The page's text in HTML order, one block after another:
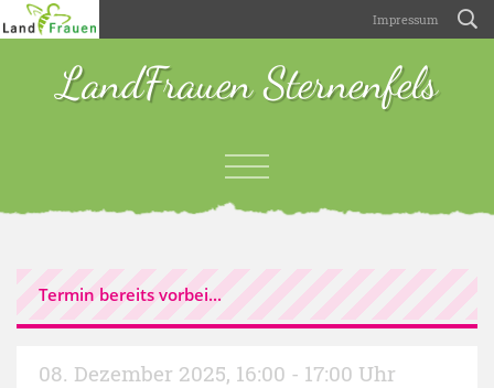
Impressum
LandFrauen Sternenfels
Termin bereits vorbei...
08. Dezember 2025, 16:00 - 17:00 Uhr